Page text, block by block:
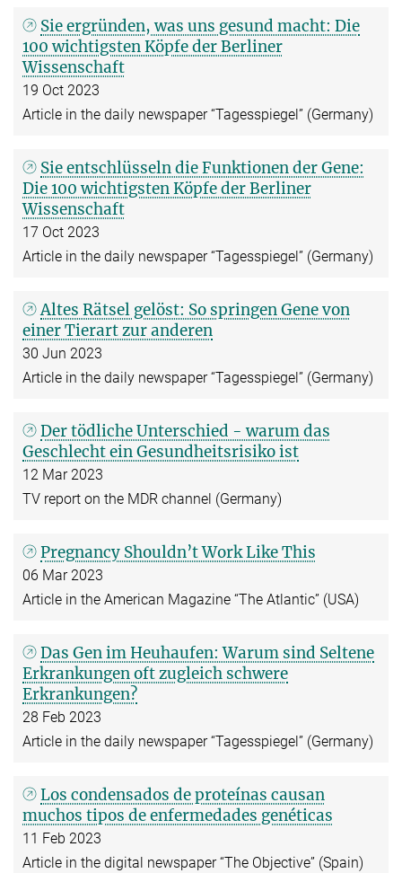
Sie ergründen, was uns gesund macht: Die
100 wichtigsten Köpfe der Berliner
Wissenschaft
19 Oct 2023
Article in the daily newspaper “Tagesspiegel” (Germany)
Sie entschlüsseln die Funktionen der Gene:
Die 100 wichtigsten Köpfe der Berliner
Wissenschaft
17 Oct 2023
Article in the daily newspaper “Tagesspiegel” (Germany)
Altes Rätsel gelöst: So springen Gene von
einer Tierart zur anderen
30 Jun 2023
Article in the daily newspaper “Tagesspiegel” (Germany)
Der tödliche Unterschied - warum das
Geschlecht ein Gesundheitsrisiko ist
12 Mar 2023
TV report on the MDR channel (Germany)
Pregnancy Shouldn’t Work Like This
06 Mar 2023
Article in the American Magazine “The Atlantic” (USA)
Das Gen im Heuhaufen: Warum sind Seltene
Erkrankungen oft zugleich schwere
Erkrankungen?
28 Feb 2023
Article in the daily newspaper “Tagesspiegel” (Germany)
Los condensados de proteínas causan
muchos tipos de enfermedades genéticas
11 Feb 2023
Article in the digital newspaper “The Objective” (Spain)